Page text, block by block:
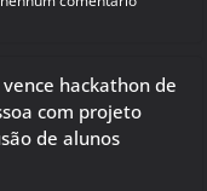
hackathon de
com projeto
de alunos